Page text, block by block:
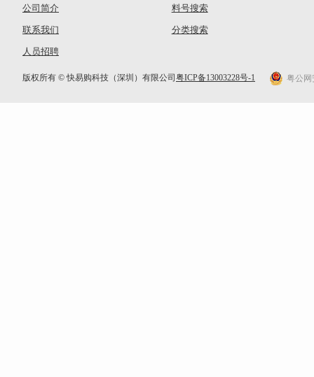
公司简介
联系我们
人员招聘
料号搜索
分类搜索
版权所有 © 快易购科技（深圳）有限公司 粤ICP备13003228号-1 粤公网